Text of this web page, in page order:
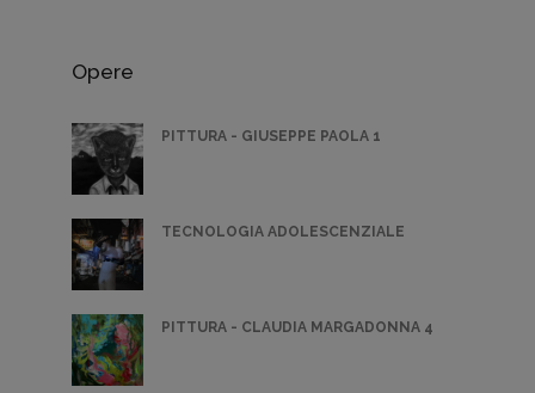
Opere
PITTURA - GIUSEPPE PAOLA 1
TECNOLOGIA ADOLESCENZIALE
PITTURA - CLAUDIA MARGADONNA 4